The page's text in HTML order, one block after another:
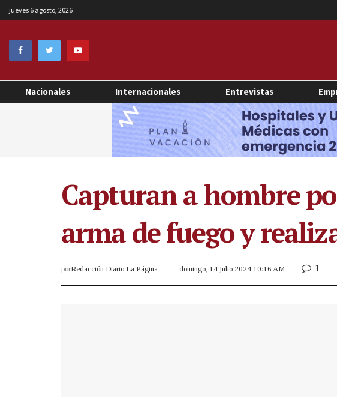
jueves 6 agosto, 2026
Nacionales Internacionales Entrevistas
Capturan a hombre
arma de fuego y
porRedacción Diario La Página domingo, 14 julio 2024 10:16 AM 1